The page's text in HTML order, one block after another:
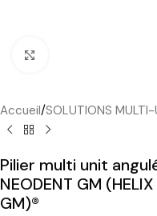
Accueil SOLUTIONS MULTI-
Pilier multi unit
NEODENT GM
GM)®